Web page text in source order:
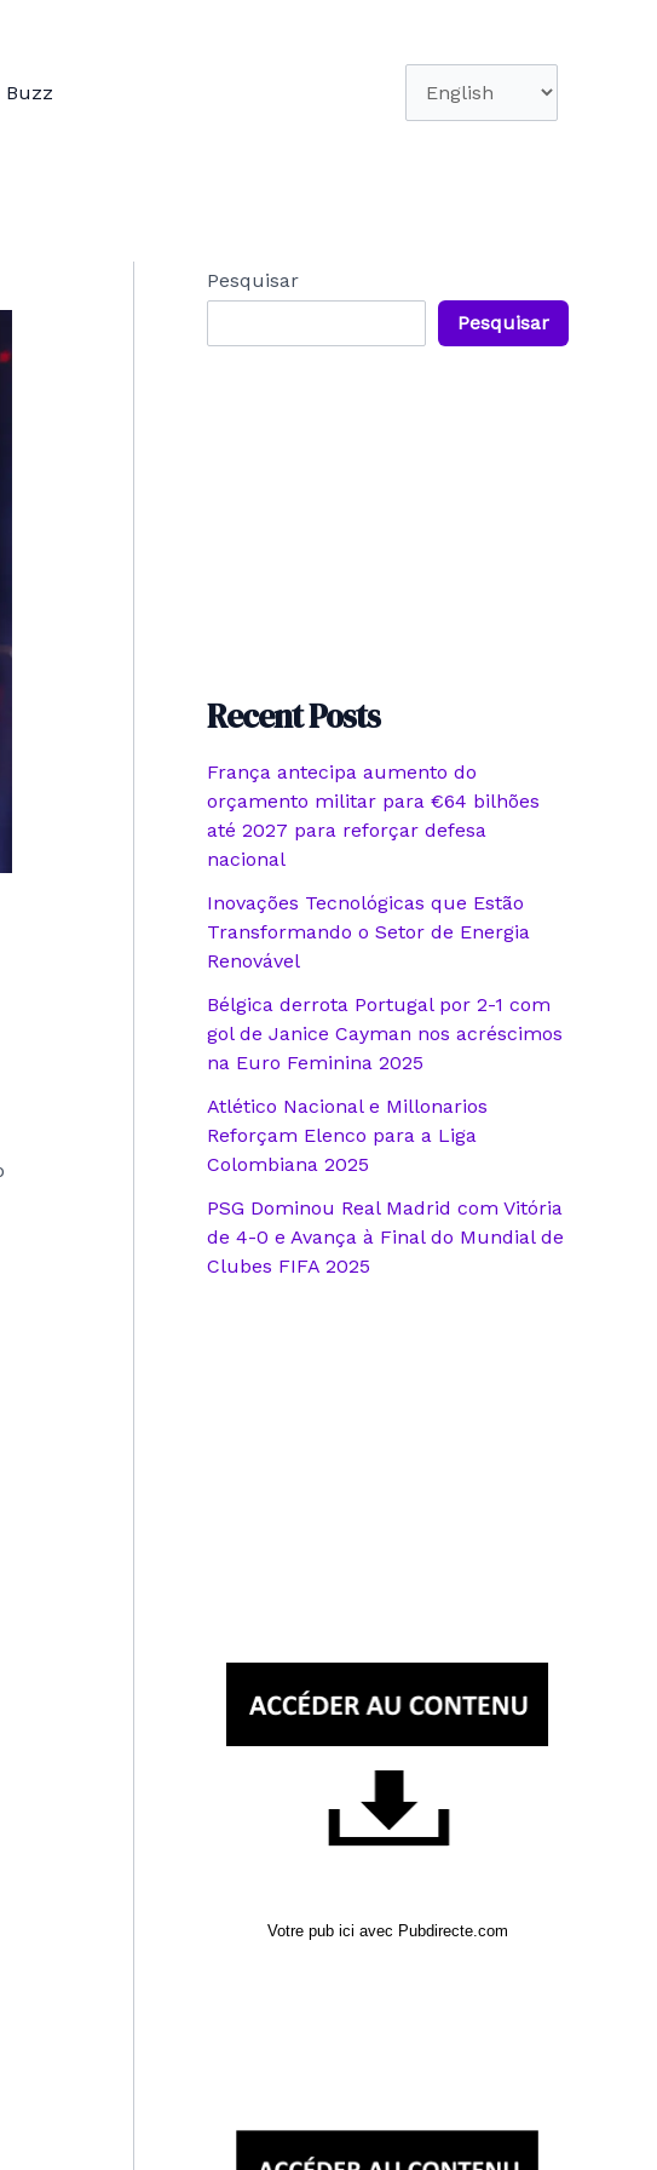
Buzz
Pesquisar
Pesquisar
Recent Posts
França antecipa aumento do
orçamento militar para €64 bilhões
até 2027 para reforçar defesa
nacional
Inovações Tecnológicas que Estão
Transformando o Setor de Energia
Renovável
Bélgica derrota Portugal por 2-1 com
gol de Janice Cayman nos acréscimos
na Euro Feminina 2025
Atlético Nacional e Millonarios
Reforçam Elenco para a Liga
Colombiana 2025
PSG Dominou Real Madrid com Vitória
de 4-0 e Avança à Final do Mundial de
Clubes FIFA 2025
Votre pub ici avec Pubdirecte.com